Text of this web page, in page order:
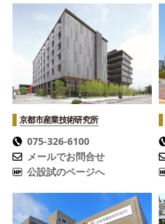
京都市産業技術研究所
075-326-6100
メールでお問合せ
公設試のページへ